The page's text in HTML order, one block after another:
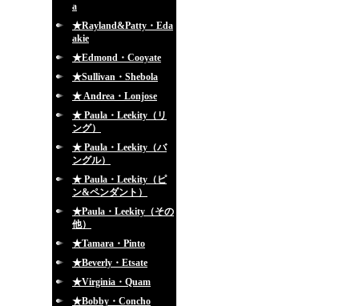
a
★Rayland&Patty・Eda
akie
★Edmond・Cooyate
★Sullivan・Shebola
★ Andrea・Lonjose
★ Paula・Leekity（リ
ング）
★ Paula・Leekity（バ
ングル）
★ Paula・Leekity（ピ
ン&ペンダント）
★Paula・Leekity（その
他）
★Tamara・Pinto
★Beverly・Etsate
★Virginia・Quam
★Bobby・Concho